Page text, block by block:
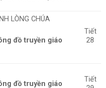
LÒNG CHÚA
đồ truyền giáo
Tiết
28
đồ truyền giáo
Tiết